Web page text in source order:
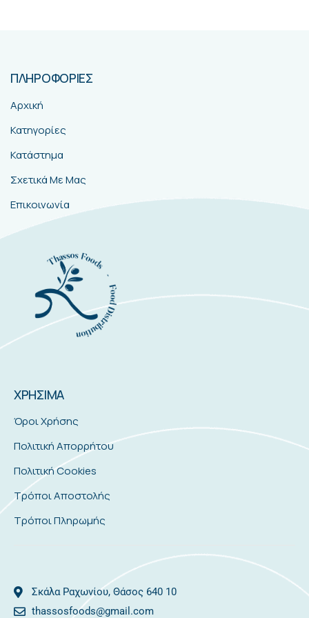
ΠΛΗΡΟΦΟΡΙΕΣ
Αρχική
Κατηγορίες
Κατάστημα
Σχετικά Με Μας
Επικοινωνία
ΧΡΗΣΙΜΑ
Όροι Χρήσης
Πολιτική Απορρήτου
Πολιτική Cookies
Τρόποι Αποστολής
Τρόποι Πληρωμής
Σκάλα Ραχωνίου, Θάσος 640 10
thassosfoods@gmail.com